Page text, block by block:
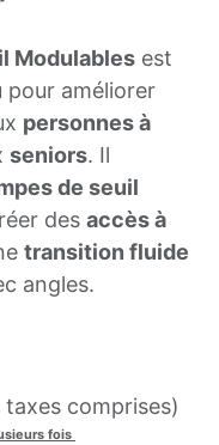
Modulables est
pour améliorer
personnes à
seniors. Il
de seuil
des accès à
transition fluide
angles.
taxes comprises)
fois